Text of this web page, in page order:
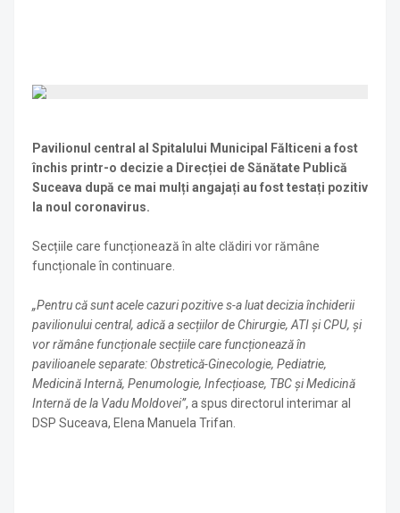
Pavilionul central al Spitalului Municipal Fălticeni a fost
închis printr-o decizie a Direcției de Sănătate Publică
Suceava după ce mai mulți angajați au fost testați pozitiv
la noul coronavirus.
Secțiile care funcționează în alte clădiri vor rămâne
funcționale în continuare.
„Pentru că sunt acele cazuri pozitive s-a luat decizia închiderii
pavilionului central, adică a secțiilor de Chirurgie, ATI și CPU, și
vor rămâne funcționale secțiile care funcționează în
pavilioanele separate: Obstretică-Ginecologie, Pediatrie,
Medicină Internă, Penumologie, Infecțioase, TBC și Medicină
Internă de la Vadu Moldovei”, a spus directorul interimar al
DSP Suceava, Elena Manuela Trifan.